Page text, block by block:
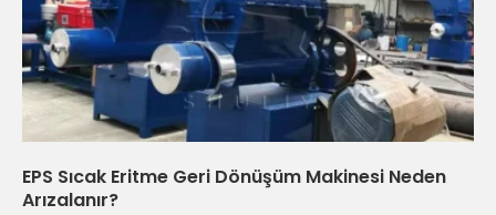
EPS Sıcak Eritme Geri Dönüşüm Makinesi Neden
Arızalanır?